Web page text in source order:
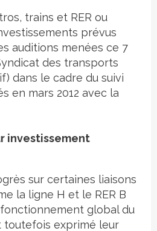
trains et RER ou
prévus
auditions menées ce 7
des transports
dans le cadre du suivi
en mars 2012 avec la
investissement
sur certaines liaisons
la ligne H et le RER B
global du
toutefois exprimé leur